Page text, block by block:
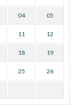
04 05
11 12
18 19
25 26